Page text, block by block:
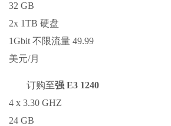
32 GB
2x 1TB 硬盘
1Gbit 不限流量 49.99
美元/月
订购至强 E3 1240
4 x 3.30 GHZ
24 GB